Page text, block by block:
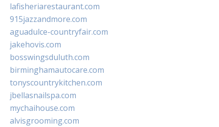
lafisheriarestaurant.com
915jazzandmore.com
aguadulce-countryfair.com
jakehovis.com
bosswingsduluth.com
birminghamautocare.com
tonyscountrykitchen.com
jbellasnailspa.com
mychaihouse.com
alvisgrooming.com